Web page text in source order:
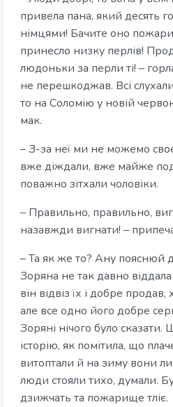
привела пана, який десять
німцями! Бачите оно
принесло низку перлів!
людоньки за перли ті! –
не перешкоджав. Всі
то на Соломію у новій
мак.
– З-за неї ми не можемо
вже діждали, вже майже
поважно зітхали чоловіки.
– Правильно, правильно,
назавжди вигнати! –
– Та як же то? Ану пояснюй
Зоряна не так давно
він відвіз їх і добре
але все одно його добре
Зоряні нічого було
історію, як помітила, що
витоптали й на зиму вони
люди стояли тихо, думали.
дзижчать та пожарище тліє.